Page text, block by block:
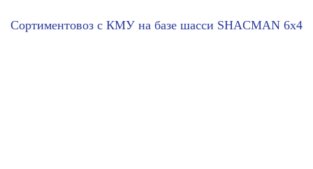
Сортиментовоз с КМУ на базе шасси SHACMAN 6x4